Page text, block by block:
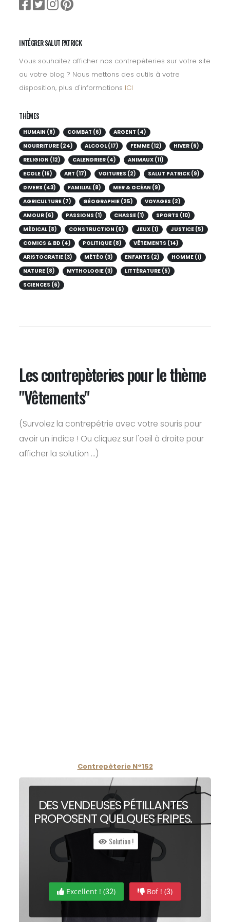
INTÉGRER SALUT PATRICK
Vous souhaitez afficher nos contrepèteries sur votre site
ou votre blog ? Nous mettons des outils à votre
disposition, plus d'informations ICI
THÈMES
HUMAIN (8) COMBAT (6)
ARGENT (4)
NOURRITURE (24)
ALCOOL (17) FEMME (12)
HIVER (6)
RELIGION (12)
CALENDRIER (4)
ANIMAUX (11)
ECOLE (16)
ART (17) VOITURES (2)
SALUT PATRICK (9)
DIVERS (43)
FAMILIAL (8)
MER & OCÉAN (9)
AGRICULTURE (7)
GÉOGRAPHIE (25)
VOYAGES (2)
AMOUR (6)
PASSIONS (1) CHASSE (1)
SPORTS (10)
MÉDICAL (8)
CONSTRUCTION (6) JEUX (1)
JUSTICE (5)
COMICS & BD (4)
POLITIQUE (8)
VÊTEMENTS (14)
ARISTOCRATIE (3)
MÉTÉO (3) ENFANTS (2)
HOMME (1)
NATURE (8)
MYTHOLOGIE (3)
LITTÉRATURE (5)
SCIENCES (6)
Les contrepèteries pour le thème
"Vêtements"
(Survolez la contrepétrie avec votre souris pour
avoir un indice ! Ou cliquez sur l'oeil à droite pour
afficher la solution ...)
Contrepèterie N°152
DES VENDEUSESPÉTILLANTES
PROPOSENT QUELQUESFRIPES.
Solution !
Excellent ! (32) Bof ! (3)